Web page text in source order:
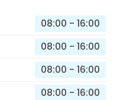
08:00 - 16:00
08:00 - 16:00
08:00 - 16:00
08:00 - 16:00